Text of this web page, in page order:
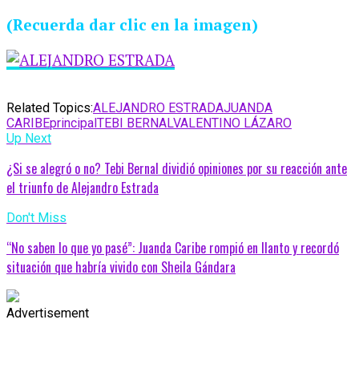
(Recuerda dar clic en la imagen)
Related Topics:ALEJANDRO ESTRADAJUANDA
CARIBEprincipal TEBI BERNALVALENTINO LÁZARO
Up Next
¿Si se alegró o no? Tebi Bernal dividió opiniones por su reacción ante
el triunfo de Alejandro Estrada
Don't Miss
“No saben lo que yo pasé”: Juanda Caribe rompió en llanto y recordó
situación que habría vivido con Sheila Gándara
Advertisement